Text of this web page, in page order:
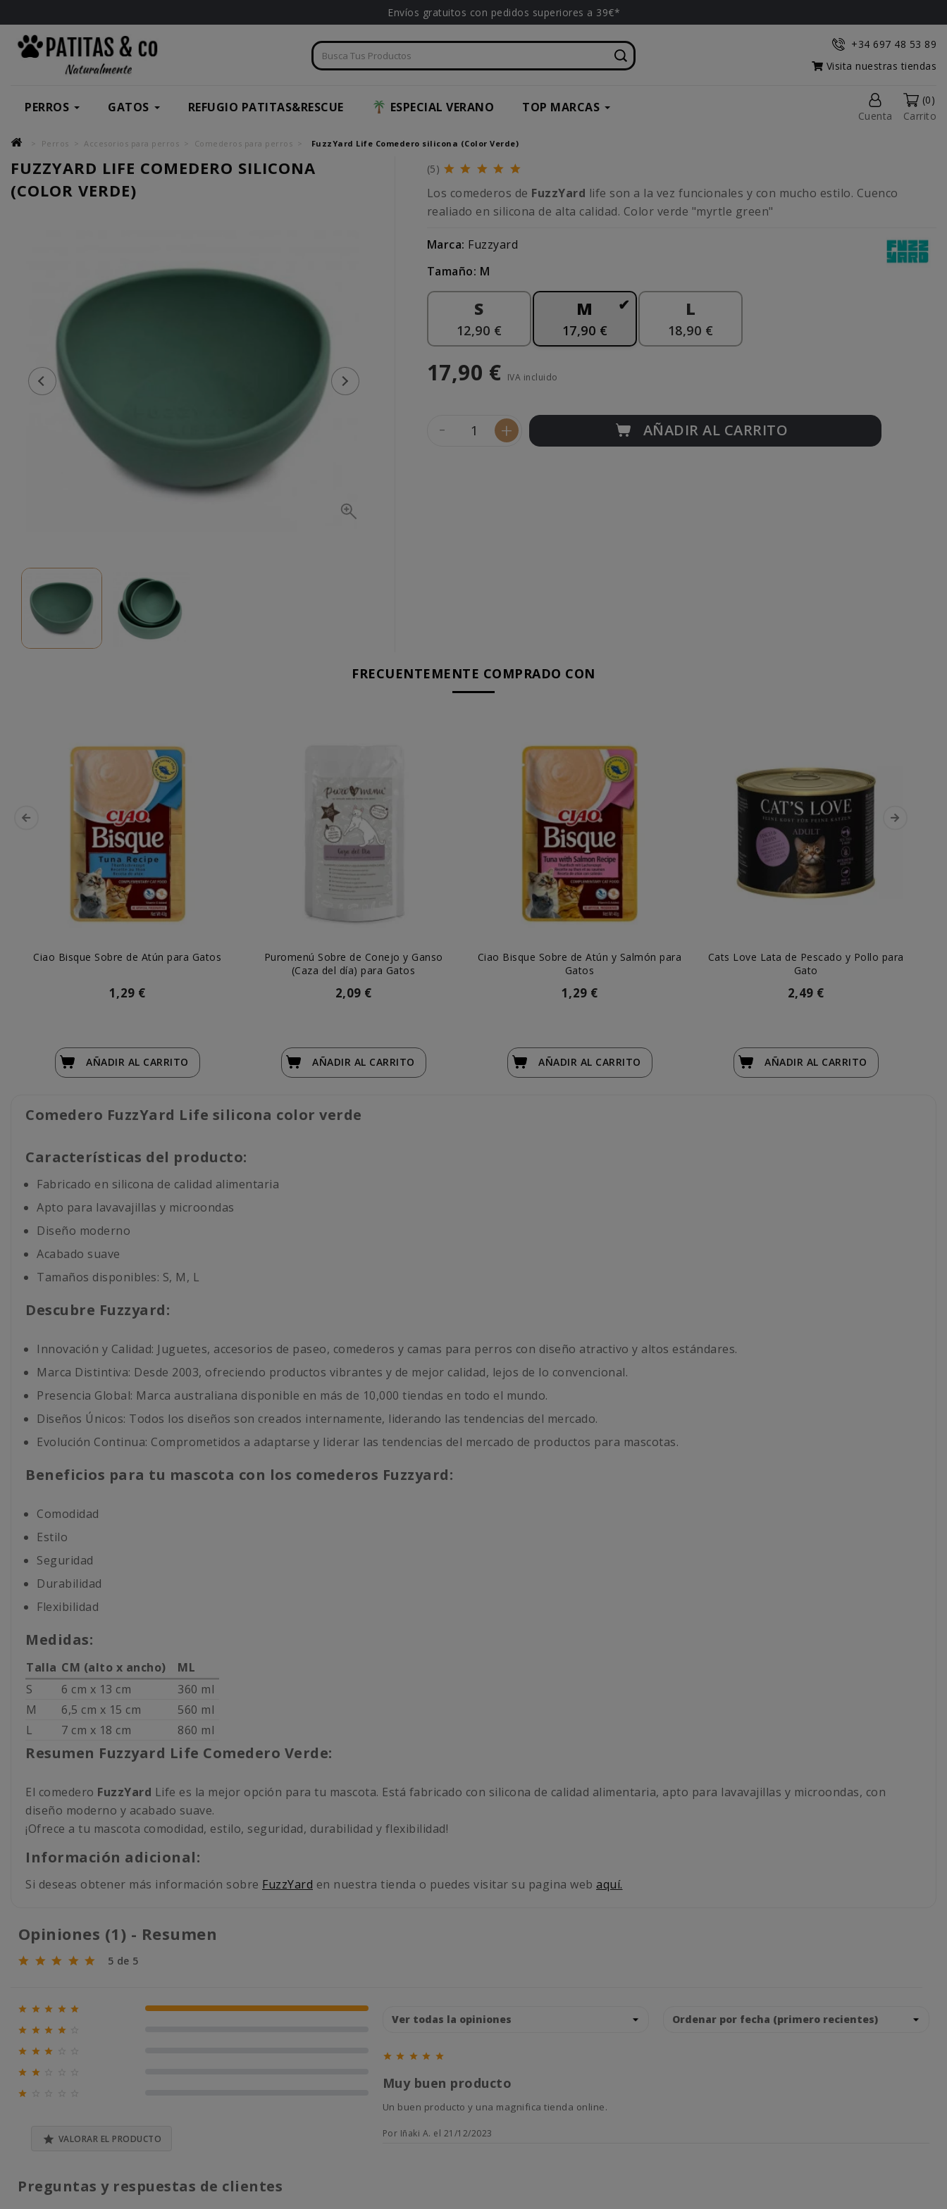
Envíos gratuitos con pedidos superiores a 39€*
+34 697 48 53 89
Visita nuestras tiendas
PERROS GATOS REFUGIO PATITAS&RESCUE ESPECIAL VERANO TOP MARCAS
Cuenta
(0)
Carrito
Perros Accesorios para perros Comederos para perros FuzzYard Life Comedero silicona (Color Verde)
FUZZYARD LIFE COMEDERO SILICONA
(COLOR VERDE)
(5)
Los comederos de FuzzYard life son a la vez funcionales y con mucho estilo. Cuenco
realiado en silicona de alta calidad. Color verde "myrtle green"
Marca: Fuzzyard
Tamaño: M
S
12,90 €
M
17,90 €
L
18,90 €
17,90 € IVA incluido
- + AÑADIR AL CARRITO
FRECUENTEMENTE COMPRADO CON
Ciao Bisque Sobre de Atún para Gatos
1,29 €
AÑADIR AL CARRITO
Puromenú Sobre de Conejo y Ganso
(Caza del día) para Gatos
2,09 €
AÑADIR AL CARRITO
Ciao Bisque Sobre de Atún y Salmón para
Gatos
1,29 €
AÑADIR AL CARRITO
Cats Love Lata de Pescado y Pollo para
Gato
2,49 €
AÑADIR AL CARRITO
Comedero FuzzYard Life silicona color verde
Características del producto:
Fabricado en silicona de calidad alimentaria
Apto para lavavajillas y microondas
Diseño moderno
Acabado suave
Tamaños disponibles: S, M, L
Descubre Fuzzyard:
Innovación y Calidad: Juguetes, accesorios de paseo, comederos y camas para perros con diseño atractivo y altos estándares.
Marca Distintiva: Desde 2003, ofreciendo productos vibrantes y de mejor calidad, lejos de lo convencional.
Presencia Global: Marca australiana disponible en más de 10,000 tiendas en todo el mundo.
Diseños Únicos: Todos los diseños son creados internamente, liderando las tendencias del mercado.
Evolución Continua: Comprometidos a adaptarse y liderar las tendencias del mercado de productos para mascotas.
Beneficios para tu mascota con los comederos Fuzzyard:
Comodidad
Estilo
Seguridad
Durabilidad
Flexibilidad
Medidas:
Talla CM (alto x ancho)
ML
S
6 cm x 13 cm
360 ml
M
6,5 cm x 15 cm
560 ml
L
7 cm x 18 cm 860 ml
Resumen Fuzzyard Life Comedero Verde:
El comedero FuzzYard Life es la mejor opción para tu mascota. Está fabricado con silicona de calidad alimentaria, apto para lavavajillas y microondas, con
diseño moderno y acabado suave.
¡Ofrece a tu mascota comodidad, estilo, seguridad, durabilidad y flexibilidad!
Información adicional:
Si deseas obtener más información sobre FuzzYard en nuestra tienda o puedes visitar su pagina web aquí.
Opiniones (1) - Resumen
5 de 5
     100% (1)
   
  
 

 VALORAR EL PRODUCTO
    
Muy buen producto
Un buen producto y una magnifica tienda online.
Por Iñaki A. el 21/12/2023
Preguntas y respuestas de clientes